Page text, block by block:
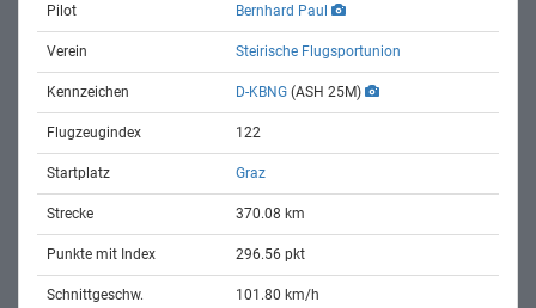
Pilot Bernhard Paul
Verein Steirische Flugsportunion
Kennzeichen D-KBNG (ASH 25M)
Flugzeugindex 122
Startplatz Graz
Strecke 370.08 km
Punkte mit Index 296.56 pkt
Schnittgeschw. 101.80 km/h